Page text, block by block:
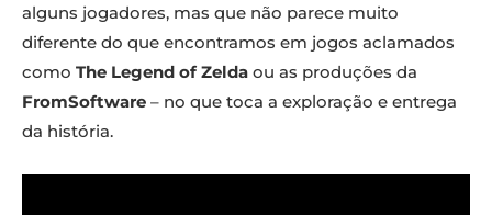
alguns jogadores, mas que não parece muito
diferente do que encontramos em jogos aclamados
como The Legend of Zelda ou as produções da
FromSoftware – no que toca a exploração e entrega
da história.